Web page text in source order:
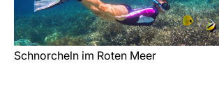
Schnorcheln im Roten Meer